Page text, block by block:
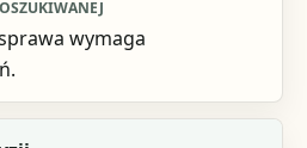
wymaga